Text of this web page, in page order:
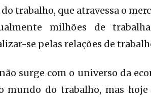
trabalho, que atravessa o
milhões de
se pelas relações de
surge com o universo da
mundo do trabalho, mas